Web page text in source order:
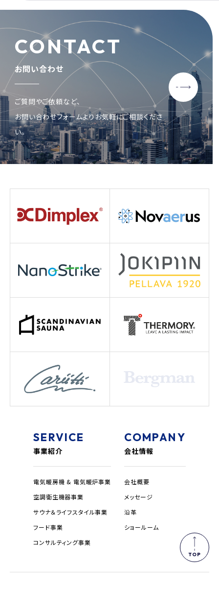
CONTACT
お問い合わせ
ご質問やご依頼など、
お問い合わせフォームよりお気軽にご相談くださ
い。
SERVICE
事業紹介
電気暖房機 & 電気暖炉事業
空調衛生機器事業
サウナ＆ライフスタイル事業
フード事業
コンサルティング事業
COMPANY
会社情報
会社概要
メッセージ
沿革
ショールーム
TOP